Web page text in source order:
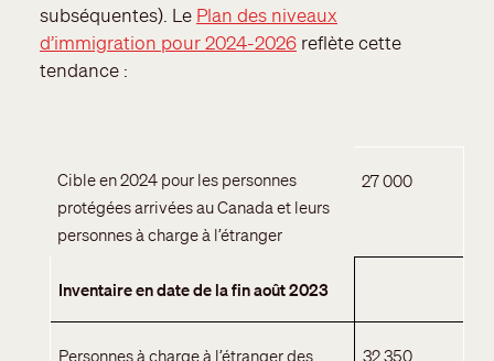
subséquentes). Le Plan des niveaux
d’immigration pour 2024-2026 reflète cette
tendance :
Cible en 2024 pour les personnes
protégées arrivées au Canada et leurs
personnes à charge à l’étranger
27 000
Inventaire en date de la fin août 2023
Personnes à charge à l’étranger des 32 350